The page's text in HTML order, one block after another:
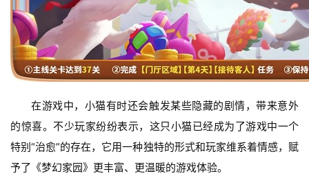
日
游
茶
对
接
会
在游戏中，小猫有时还会触发某些隐藏的剧情，带来意外
的惊喜。不少玩家纷纷表示，这只小猫已经成为了游戏中一个
特别“治愈”的存在，它用一种独特的形式和玩家维系着情感，赋
予了《梦幻家园》更丰富、更温暖的游戏体验。